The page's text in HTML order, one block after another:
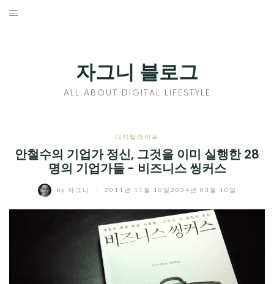
Skip
자그니 블로그
ALL ABOUT DIGITAL LIFESTYLE
디지털라이프
안철수의 기업가 정신, 그것을 이미 실행한 28
명의 기업가들 - 비즈니스 씽커스
by 자그니 2011년 11월 10일 2024년 03월 10일
CHILD
MENU
디지털트렌드
디지털라이프
EXPAND
CHILD
MENU
EXPAND
MENU
CHILD